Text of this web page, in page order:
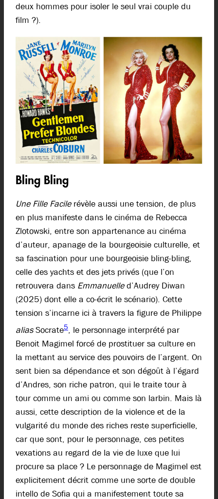
deux hommes pour isoler le seul vrai couple du
film ?).
Bling Bling
Une Fille Facilerévèle aussi une tension, de plus
en plus manifeste dans le cinéma de Rebecca
Zlotowski, entre son appartenance au cinéma
d’auteur, apanage de la bourgeoisie culturelle, et
sa fascination pour une bourgeoisie bling-bling,
celle des yachts et des jets privés (que l’on
retrouvera dans Emmanuelled’Audrey Diwan
(2025) dont elle a co-écrit le scénario). Cette
tension s’incarne ici à travers la figure de Philippe
aliasSocrate5, le personnage interprété par
Benoit Magimel forcé de prostituer sa culture en
la mettant au service des pouvoirs de l’argent. On
sent bien sa dépendance et son dégoût à l’égard
d’Andres, son riche patron, qui le traite tour à
tour comme un ami ou comme son larbin. Mais là
aussi, cette description de la violence et de la
vulgarité du monde des riches reste superficielle,
car que sont, pour le personnage, ces petites
vexations au regard de la vie de luxe que lui
procure sa place ? Le personnage de Magimel est
explicitement décrit comme une sorte de double
intello de Sofia qui a manifestement toute sa